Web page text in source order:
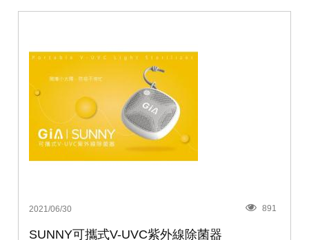
2021/06/30 891
SUNNY可攜式V-UVC紫外線除菌器